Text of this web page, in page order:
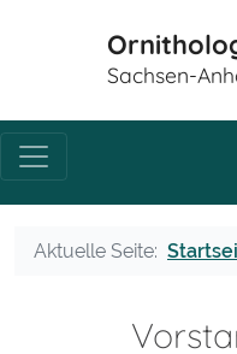
Sachsen-
Aktuelle Seite: